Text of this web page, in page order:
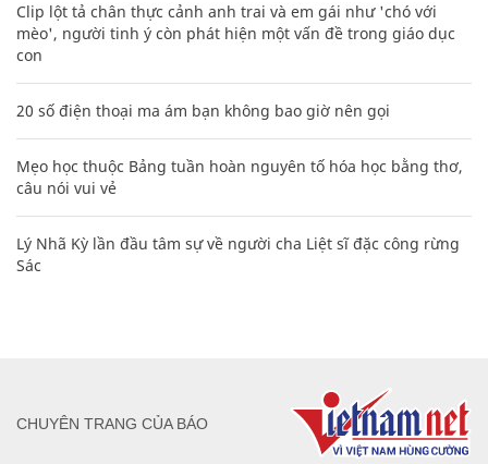
Clip lột tả chân thực cảnh anh trai và em gái như 'chó với
mèo', người tinh ý còn phát hiện một vấn đề trong giáo dục
con
20 số điện thoại ma ám bạn không bao giờ nên gọi
Mẹo học thuộc Bảng tuần hoàn nguyên tố hóa học bằng thơ,
câu nói vui vẻ
Lý Nhã Kỳ lần đầu tâm sự về người cha Liệt sĩ đặc công rừng
Sác
CHUYÊN TRANG CỦA BÁO